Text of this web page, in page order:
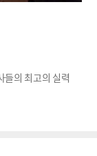
들의 최고의 실력